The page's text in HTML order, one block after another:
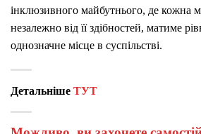
інклюзивного майбутнього, де кожна
незалежно від її здібностей, матиме
однозначне місце в суспільстві.
Детальніше ТУТ